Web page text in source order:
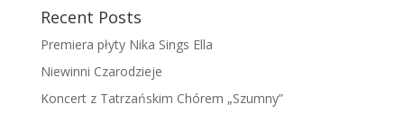
Recent Posts
Premiera płyty Nika Sings Ella
Niewinni Czarodzieje
Koncert z Tatrzańskim Chórem „Szumny”